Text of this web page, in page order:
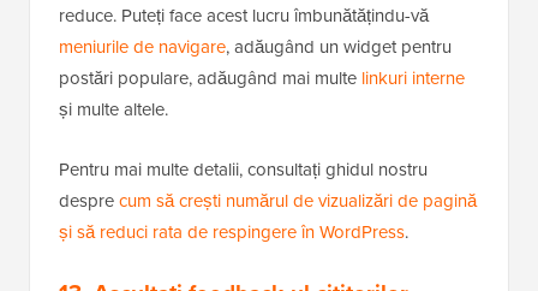
reduce. Puteți face acest lucru îmbunătățindu-vă
meniurile de navigare, adăugând un widget pentru
postări populare, adăugând mai multe linkuri interne
și multe altele.
Pentru mai multe detalii, consultați ghidul nostru
desprecum să crești numărul de vizualizări de pagină
și să reduci rata de respingere în WordPress.